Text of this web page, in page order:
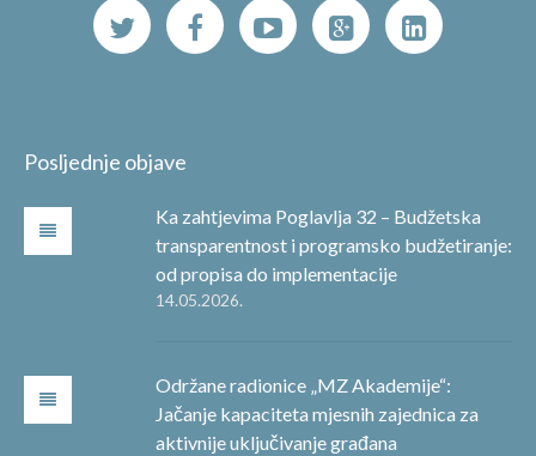
Posljednje objave
Ka zahtjevima Poglavlja 32 – Budžetska
transparentnost i programsko budžetiranje:
od propisa do implementacije
14.05.2026.
Održane radionice „MZ Akademije“:
Jačanje kapaciteta mjesnih zajednica za
aktivnije uključivanje građana